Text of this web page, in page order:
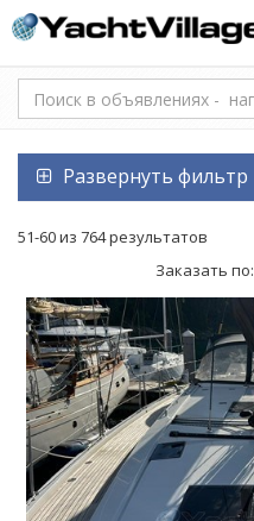
Развернуть фильтр
51-60 из 764 результатов
Заказать по: